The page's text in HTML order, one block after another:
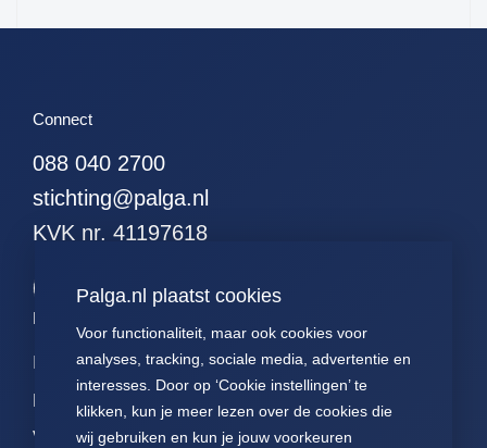
Palga.nl plaatst cookies
Voor functionaliteit, maar ook cookies voor
analyses, tracking, sociale media, advertentie en
interesses. Door op ‘Cookie instellingen’ te
klikken, kun je meer lezen over de cookies die
wij gebruiken en kun je jouw voorkeuren
56. alle wormen
57. alle hormonen
58. alle
hormoonpreparaten
59. alle neuro-
endocrienen
Connect
088 040 2700
stichting@palga.nl
KVK nr. 41197618
Palga links
Impact
Data
Voor
Contact
Over ons
FAQ
Presentaties
Voor patiënten
Jaarverslagen